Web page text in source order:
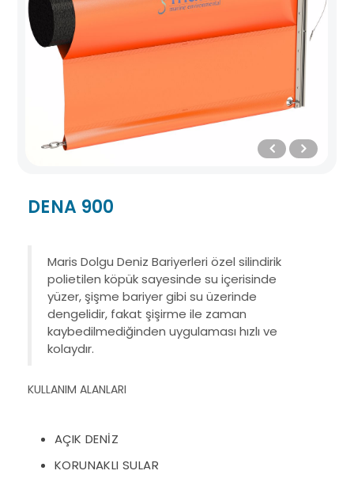
DENA 900
Maris Dolgu Deniz Bariyerleri özel silindirik
polietilen köpük sayesinde su içerisinde
yüzer, şişme bariyer gibi su üzerinde
dengelidir, fakat şişirme ile zaman
kaybedilmediğinden uygulaması hızlı ve
kolaydır.
KULLANIM ALANLARI
AÇIK DENİZ
KORUNAKLI SULAR